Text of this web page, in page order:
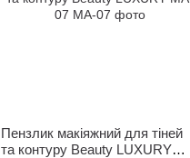
Пензлик макіяжний для тіней
та контуру Beauty LUXURY